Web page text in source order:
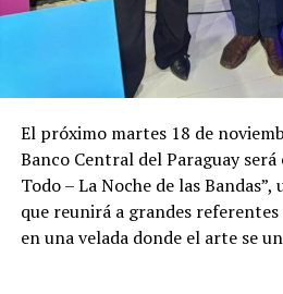
El próximo martes 18 de
Banco Central del Paraguay será
Todo – La Noche de las
que reunirá a grandes
en una velada donde el arte se